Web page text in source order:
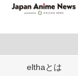
用して、ユーザーに
elthaとは